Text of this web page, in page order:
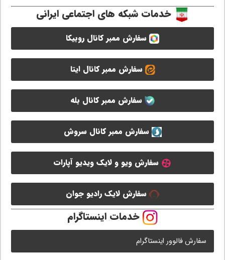
خدمات شبکه های اجتماعی ایرانی
سفارش ممبر کانال روبیکا
سفارش ممبر کانال ایتا
سفارش ممبر کانال بله
سفارش ممبر کانال سروش
سفارش ویو و لایک ویدیو آپارات
سفارش لایک رادیو جوان
خدمات اینستاگرام
سفارش فالوور اینستاگرام